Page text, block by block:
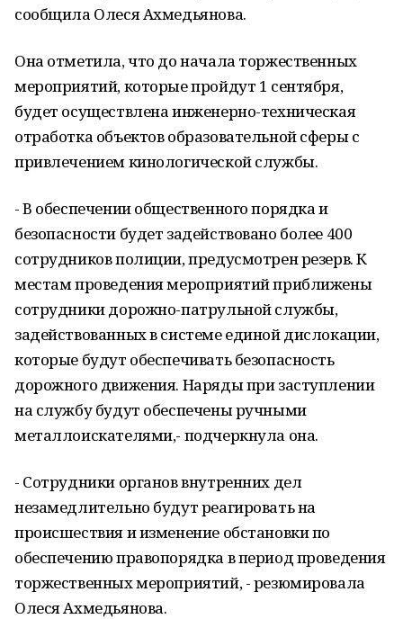
сообщила Олеся Ахмедьянова.
Она отметила, что до начала торжественных
мероприятий, которые пройдут 1 сентября,
будет осуществлена инженерно-техническая
отработка объектов образовательной сферы с
привлечением кинологической службы.
- В обеспечении общественного порядка и
безопасности будет задействовано более 400
сотрудников полиции, предусмотрен резерв. К
местам проведения мероприятий приближены
сотрудники дорожно-патрульной службы,
задействованных в системе единой дислокации,
которые будут обеспечивать безопасность
дорожного движения. Наряды при заступлении
на службу будут обеспечены ручными
металлоискателями,- подчеркнула она.
- Сотрудники органов внутренних дел
незамедлительно будут реагировать на
происшествия и изменение обстановки по
обеспечению правопорядка в период проведения
торжественных мероприятий, - резюмировала
Олеся Ахмедьянова.